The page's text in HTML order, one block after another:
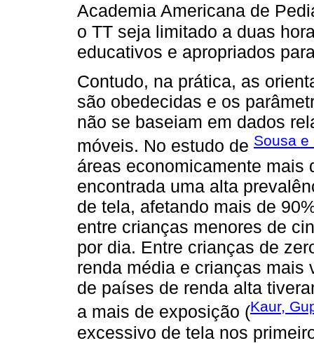
Academia Americana de
o TT seja limitado a duas
educativos e apropriados
Contudo, na prática, as
são obedecidas e os
não se baseiam em dados
móveis. No estudo de Sousa e
áreas economicamente mais
encontrada uma alta
de tela, afetando mais de
entre crianças menores de
por dia. Entre crianças de
renda média e crianças mais
de países de renda alta
a mais de exposição (Kaur,
excessivo de tela nos